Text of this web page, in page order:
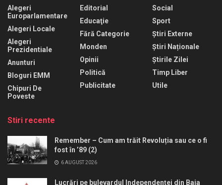
Alegeri
Europarlamentare
Alegeri Locale
Alegeri
Prezidentiale
Anunturi
Bloguri EMM
Chipuri De
Poveste
Editorial
Educaţie
Fără Categorie
Monden
Opinii
Politică
Publicitate
Social
Sport
Știri Externe
Știri Naționale
Știrile Zilei
Timp Liber
Utile
Stiri recente
Remember – Cum am trăit Revoluția sau ce o fi
fost în ’89 (2)
6 AUGUST 2026
Lucrări pe bulevardul Independenței din Baia